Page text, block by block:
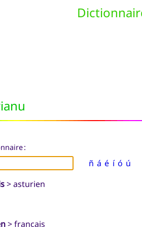
:
ñ á é í ó ú
> asturien
> français